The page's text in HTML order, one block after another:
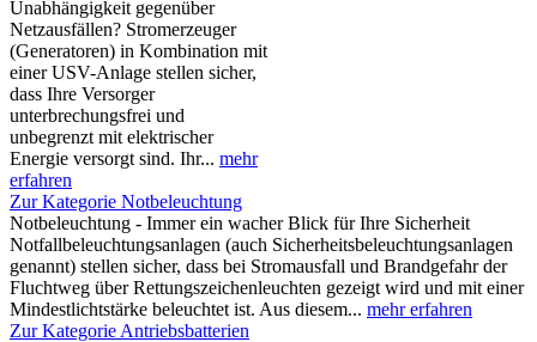
Unabhängigkeit gegenüber
Netzausfällen? Stromerzeuger
(Generatoren) in Kombination mit
einer USV-Anlage stellen sicher,
dass Ihre Versorger
unterbrechungsfrei und
unbegrenzt mit elektrischer
Energie versorgt sind. Ihr... mehr
erfahren
Zur Kategorie Notbeleuchtung
Notbeleuchtung - Immer ein wacher Blick für Ihre Sicherheit
Notfallbeleuchtungsanlagen (auch Sicherheitsbeleuchtungsanlagen
genannt) stellen sicher, dass bei Stromausfall und Brandgefahr der
Fluchtweg über Rettungszeichenleuchten gezeigt wird und mit einer
Mindestlichtstärke beleuchtet ist. Aus diesem... mehr erfahren
Zur Kategorie Antriebsbatterien